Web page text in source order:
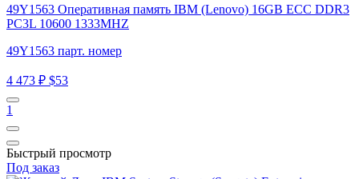
49Y1563 Оперативная память IBM (Lenovo) 16GB ECC DDR3
PC3L 10600 1333MHZ
49Y1563 парт. номер
4 473 ₽ $53
1
Быстрый просмотр
Под заказ